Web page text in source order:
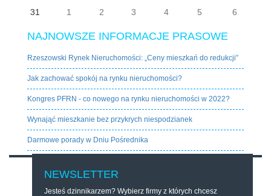
31
1 2 3 4 5 6
NAJNOWSZE INFORMACJE PRASOWE
Rzeszowski Rynek Nieruchomości: „Ceny mieszkań do redukcji”
Jak zachować spokój na rynku nieruchomości?
Kongres PFRN - co nowego na rynku nieruchomości w 2022?
Wynająć mieszkanie bez przykrych niespodzianek
Darmowe porady w Dniu Pośrednika
NEWSLETTER
Jesteś dzinnikarzem? Wybierz firmy z których chcesz